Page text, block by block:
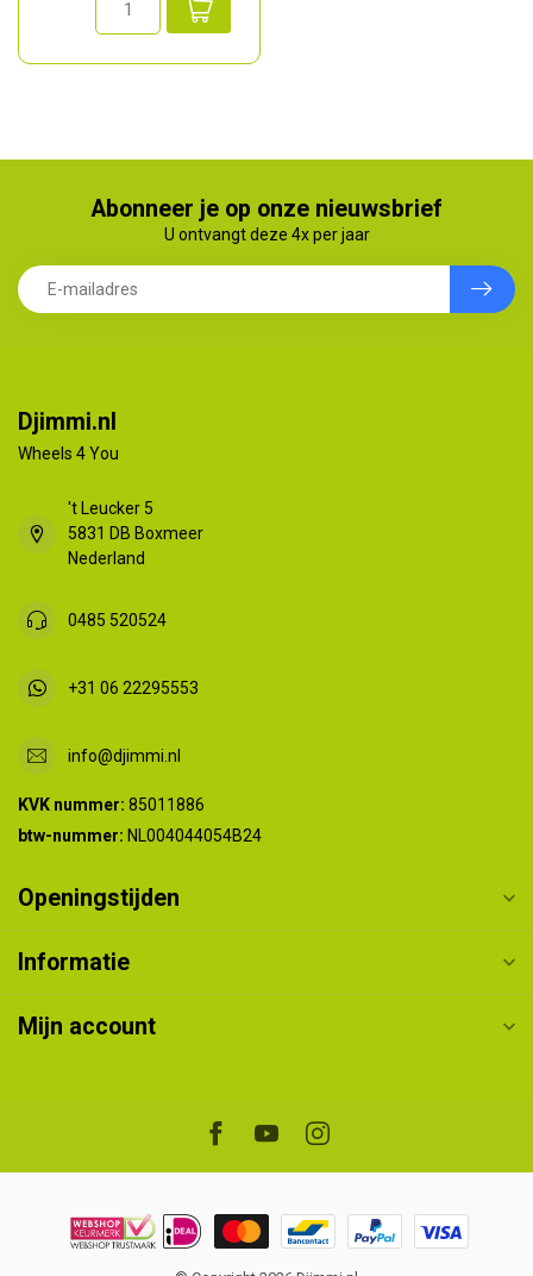
Abonneer je op onze nieuwsbrief
U ontvangt deze 4x per jaar
Djimmi.nl
Wheels 4 You
't Leucker 5
5831 DB Boxmeer
Nederland
0485 520524
+31 06 22295553
info@djimmi.nl
KVK nummer: 85011886
btw-nummer: NL004044054B24
Openingstijden
Informatie
Mijn account